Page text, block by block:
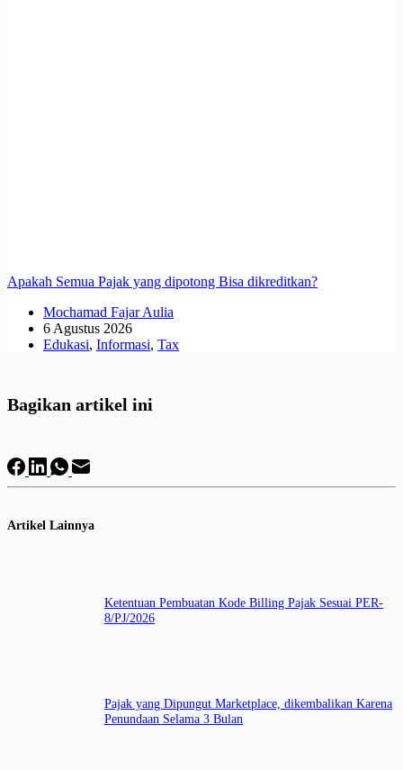
Apakah Semua Pajak yang dipotong Bisa dikreditkan?
Mochamad Fajar Aulia
6 Agustus 2026
Edukasi, Informasi, Tax
Bagikan artikel ini
Artikel Lainnya
Ketentuan Pembuatan Kode Billing Pajak Sesuai PER-
8/PJ/2026
Pajak yang Dipungut Marketplace, dikembalikan Karena
Penundaan Selama 3 Bulan